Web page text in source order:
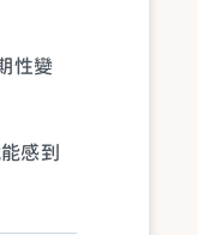
性變
感到